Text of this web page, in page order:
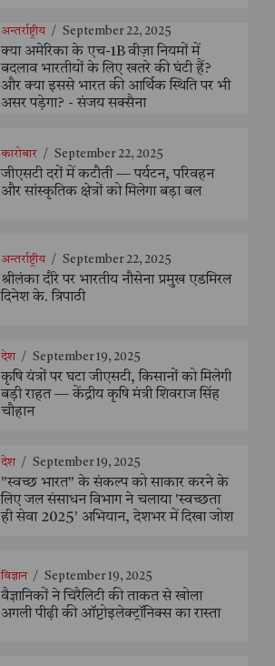
अन्तर्राष्ट्रीय / September 22, 2025
क्या अमेरिका के एच-1B वीज़ा नियमों में
बदलाव भारतीयों के लिए खतरे की घंटी हैं?
और क्या इससे भारत की आर्थिक स्थिति पर भी
असर पड़ेगा? - संजय सक्सैना
कारोबार / September 22, 2025
जीएसटी दरों में कटौती — पर्यटन, परिवहन
और सांस्कृतिक क्षेत्रों को मिलेगा बड़ा बल
अन्तर्राष्ट्रीय / September 22, 2025
श्रीलंका दौरे पर भारतीय नौसेना प्रमुख एडमिरल
दिनेश के. त्रिपाठी
देश / September 19, 2025
कृषि यंत्रों पर घटा जीएसटी, किसानों को मिलेगी
बड़ी राहत — केंद्रीय कृषि मंत्री शिवराज सिंह
चौहान
देश / September 19, 2025
"स्वच्छ भारत" के संकल्प को साकार करने के
लिए जल संसाधन विभाग ने चलाया 'स्वच्छता
ही सेवा 2025' अभियान, देशभर में दिखा जोश
विज्ञान / September 19, 2025
वैज्ञानिकों ने चिरैलिटी की ताकत से खोला
अगली पीढ़ी की ऑप्टोइलेक्ट्रॉनिक्स का रास्ता